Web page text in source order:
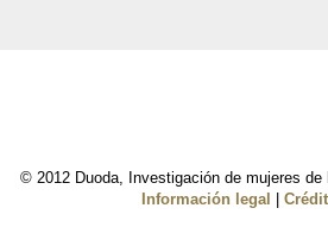
© 2012 Duoda, Investigación de mujeres
Información legal